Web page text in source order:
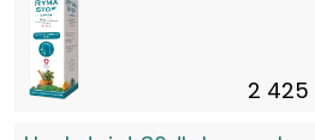
2 425